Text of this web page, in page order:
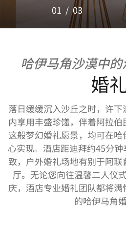
01 /03
哈伊马角沙漠中
婚
落日缓缓沉入沙丘之时，许
内享用丰盛珍馐，伴着阿拉
这般梦幻婚礼愿景，均可在
心实现。酒店距迪拜约45分
致，户外婚礼场地有别于阿
厅。无论您向往温馨二人仪
庆，酒店专业婚礼团队都将
的哈伊马角婚